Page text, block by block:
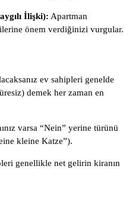
İlişki): Apartman
önem verdiğinizi vurgular.
ev sahipleri genelde
demek her zaman en
varsa “Nein” yerine türünü
kleine Katze”).
genellikle net gelirin kiranın